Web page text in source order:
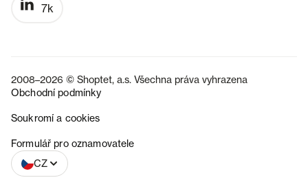
7k
2008–2026 © Shoptet, a.s. Všechna práva vyhrazena
Obchodní podmínky
Soukromí a cookies
Formulář pro oznamovatele
CZ